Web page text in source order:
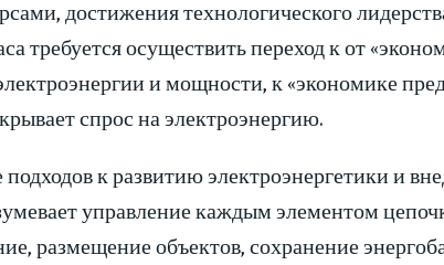
достижения технологического
требуется осуществить переход к от
и мощности, к «экономике
спрос на электроэнергию.
к развитию электроэнергетики и
управление каждым элементом
размещение объектов, сохранение